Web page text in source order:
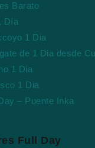
Barato
Día
1 Dia
de 1 Dia desde
1 Dia
1 Dia
– Puente Inka
Full Day